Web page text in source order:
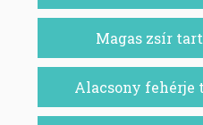
Magas zsír
Alacsony fehérje